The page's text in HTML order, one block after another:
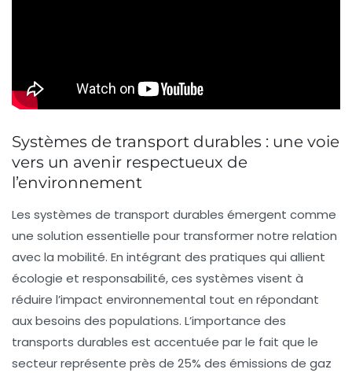
Systèmes de transport durables : une voie
vers un avenir respectueux de
l’environnement
Les systèmes de transport durables émergent comme
une solution essentielle pour transformer notre relation
avec la mobilité. En intégrant des pratiques qui allient
écologie et responsabilité, ces systèmes visent à
réduire l’impact environnemental tout en répondant
aux besoins des populations. L’importance des
transports durables est accentuée par le fait que le
secteur représente près de 25% des émissions de gaz